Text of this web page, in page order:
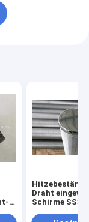
Draht
Schirme
Längen-